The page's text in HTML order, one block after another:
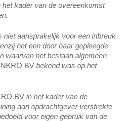
het kader van de overeenkomst
niet aansprakelijk voor een inbreuk
het een door haar gepleegde
waarvan het bestaan algemeen
BVbekend was op het
BVin het kader van de
aan opdrachtgever verstrekte
voor eigen gebruik van de